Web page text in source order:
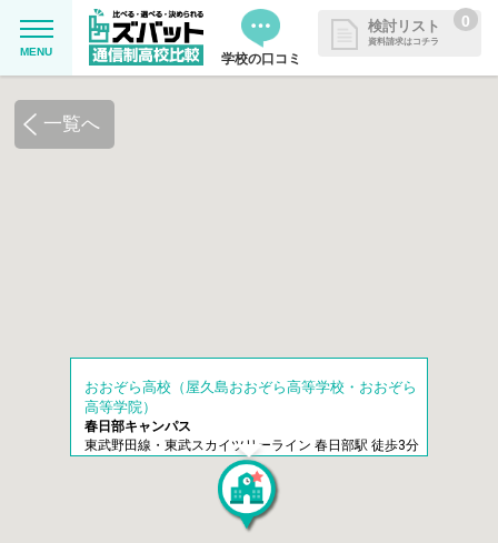
MENU 学校の口コミ
検討リスト
資料請求はコチラ
0
学校を探したい
掲載を希望される学校様へ
一覧へ
おおぞら高校（屋久島おおぞら高等学校・おおぞら
高等学院）
春日部キャンパス
東武野田線・東武スカイツリーライン 春日部駅 徒歩3分